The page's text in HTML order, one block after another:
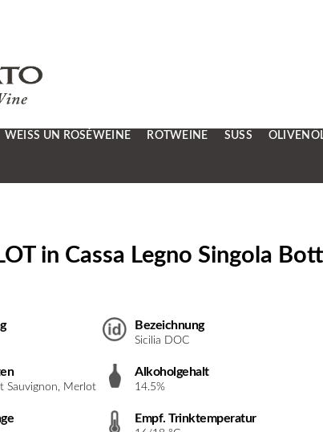
WEISS UN ROSÉWEINE ROTWEINE SÜSS
in Cassa Legno Singola
Bezeichnung
Sicilia DOC
Sauvignon, Merlot
Alkoholgehalt
14.5%
Empf. Trinktemperatur